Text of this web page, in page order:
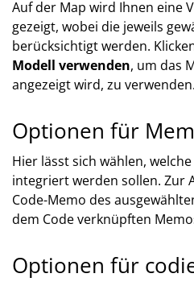
Auf der Map wird Ihnen eine
gezeigt, wobei die jeweils
berücksichtigt werden.
Modell verwenden, um das
angezeigt wird, zu verwenden.
Optionen für
Hier lässt sich wählen,
integriert werden sollen. Zur
Code-Memo des
dem Code verknüpften
Optionen für